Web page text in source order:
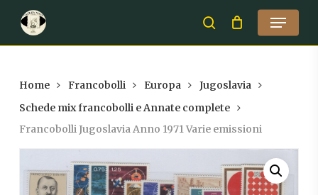
main
search
Menu
Home Francobolli Europa
Jugoslavia
Schede mix francobolli e Annate complete
Francobolli Jugoslavia Anno 1971 Varie emissioni
Close